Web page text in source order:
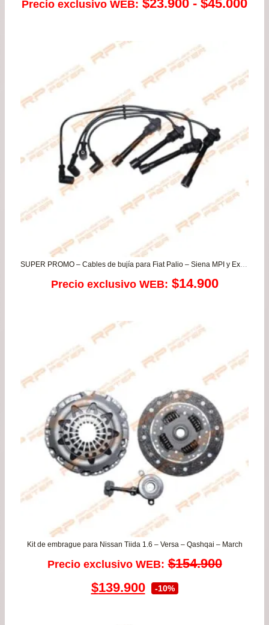
Precio exclusivo WEB: $23.900 - $45.000
SUPER PROMO – Cables de bujía para Fiat Palio – Siena MPI y Ex Fire
Precio exclusivo WEB: $14.900
Kit de embrague para Nissan Tiida 1.6 – Versa – Qashqai – March
Precio exclusivo WEB: $154.900
El
$139.900El-10%